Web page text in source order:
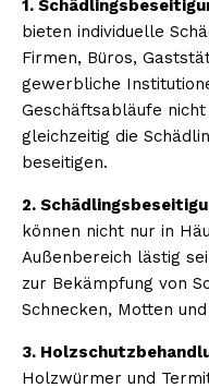
1.
bieten individuelle
Firmen, Büros,
gewerbliche
Geschäftsabläufe
gleichzeitig die
beseitigen.
2.
können nicht nur in
Außenbereich lästig
zur Bekämpfung von
Schnecken, Motten
3.
Holzwürmer und